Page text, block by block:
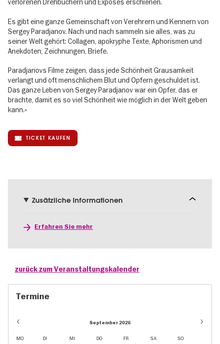
verlorenen Drehbüchern und Exposés erschienen.
Es gibt eine ganze Gemeinschaft von Verehrern und Kennern von
Sergey Paradjanov. Nach und nach sammeln sie alles, was zu
seiner Welt gehört: Collagen, apokryphe Texte, Aphorismen und
Anekdoten, Zeichnungen, Briefe.
Paradjanovs Filme zeigen, dass jede Schönheit Grausamkeit
verlangt und oft menschlichem Blut und Opfern geschuldet ist.
Das ganze Leben von Sergey Paradjanov war ein Opfer, das er
brachte, damit es so viel Schönheit wie möglich in der Welt geben
kann.«
TICKET KAUFEN
Zusätzliche Informationen
Erfahren Sie mehr
zurück zum Veranstaltungskalender
Termine
September 2026
MO DI MI DO FR SA SO